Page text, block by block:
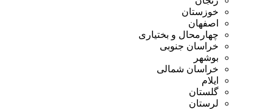
خوزستان
اصفهان
چهارمحال و بختیاری
خراسان جنوبی
بوشهر
خراسان شمالی
ایلام
گلستان
لرستان